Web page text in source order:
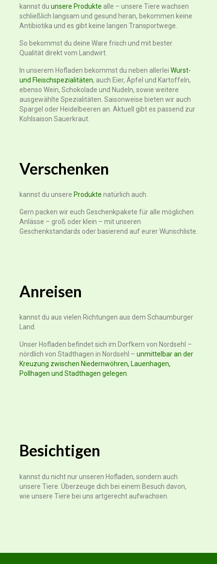
kannst du unsere Produkte alle – unsere Tiere wachsen
schließlich langsam und gesund heran, bekommen keine
Antibiotika und es gibt keine langen Transportwege.
So bekommst du deine Ware frisch und mit bester
Qualität direkt vom Landwirt.
In unserem Hofladen bekommst du neben allerlei Wurst-
und Fleischspezialitäten, auch Eier, Äpfel und Kartoffeln,
ebenso Wein, Schokolade und Nudeln, sowie weitere
ausgewählte Spezialitäten. Saisonweise bieten wir auch
Spargel oder Heidelbeeren an. Aktuell gibt es passend zur
Kohlsaison Sauerkraut.
Verschenken
kannst du unsere Produkte natürlich auch.
Gern packen wir euch Geschenkpakete für alle möglichen
Anlässe – groß oder klein – mit unseren
Geschenkstandards oder basierend auf eurer Wunschliste.
Anreisen
kannst du aus vielen Richtungen aus dem Schaumburger
Land.
Unser Hofladen befindet sich im Dorfkern von Nordsehl –
nördlich von Stadthagen in Nordsehl – unmittelbar an der
Kreuzung zwischen Niedernwöhren, Lauenhagen,
Pollhagen und Stadthagen gelegen
Besichtigen
kannst du nicht nur unseren Hofladen, sondern auch
unsere Tiere. Überzeuge dich bei einem Besuch davon,
wie unsere Tiere bei uns artgerecht aufwachsen.